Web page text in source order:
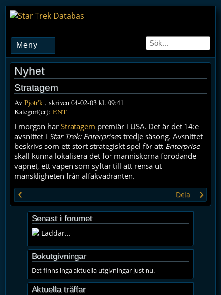
Nyhet
Stratagem
AvPjotr'k , skriven 04-02-03 kl. 09:41
Kategori(er):ENT
I morgon harStratagem premiär i USA. Det är det 14:e
avsnittet i Star Trek: Enterprises tredje säsong. Avsnittet
beskrivs som ett stort strategiskt spel för att Enterprise
skall kunna lokalisera det för människorna förödande
vapnet, ett vapen som syftar till att rensa ut
mänskligheten från alfakvadranten.
‹ Dela ›
Senast i forumet
Laddar...
Bokutgivningar
Det finns inga aktuella utgivningar just nu.
Aktuella träffar
Meny